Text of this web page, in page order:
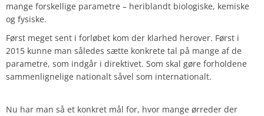
mange forskellige parametre – heriblandt biologiske, kemiske
og fysiske.
Først meget sent i forløbet kom der klarhed herover. Først i
2015 kunne man således sætte konkrete tal på mange af de
parametre, som indgår i direktivet. Som skal gøre forholdene
sammenlignelige nationalt såvel som internationalt.
Nu har man så et konkret mål for, hvor mange ørreder der